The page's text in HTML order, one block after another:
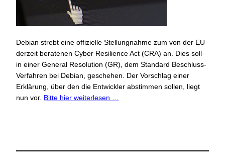
Debian strebt eine offizielle Stellungnahme zum von der EU
derzeit beratenen Cyber ​​Resilience Act (CRA) an. Dies soll
in einer General Resolution (GR), dem Standard Beschluss-
Verfahren bei Debian, geschehen. Der Vorschlag einer
Erklärung, über den die Entwickler abstimmen sollen, liegt
nun vor. Bitte hier weiterlesen …